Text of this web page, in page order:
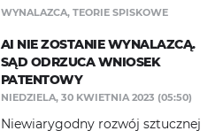
WYNALAZCA, TEORIE SPISKOWE
AI NIE ZOSTANIE WYNALAZCĄ.
SĄD ODRZUCA WNIOSEK
PATENTOWY
NIEDZIELA, 30 KWIETNIA 2023 (05:50)
Niewiarygodny rozwój sztucznej